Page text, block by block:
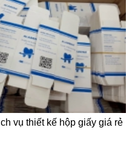
vụ thiết kế hộp giấy giá rẻ